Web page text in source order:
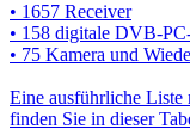
• 1657 Receiver
• 158 digitale DVB-
• 75 Kamera und
Eine ausführliche Liste
finden Sie in dieser